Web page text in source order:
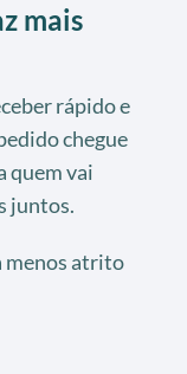
mais
rápido e
chegue
quem vai
juntos.
menos atrito